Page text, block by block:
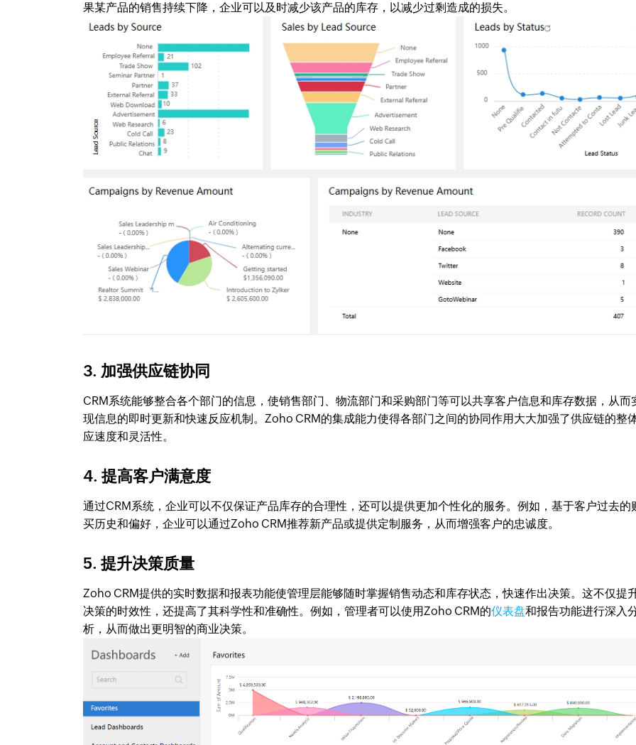
果某产品的销售持续下降，企业可以及时减少该产品的库存，以减少过剩造成的损失。
3. 加强供应链协同
CRM系统能够整合各个部门的信息，使销售部门、物流部门和采购部门等可以共享客户信息和库存数据，从而
现信息的即时更新和快速反应机制。Zoho CRM的集成能力使得各部门之间的协同作用大大加强了供应链的整
应速度和灵活性。
4. 提高客户满意度
通过CRM系统，企业可以不仅保证产品库存的合理性，还可以提供更加个性化的服务。例如，基于客户过去的
买历史和偏好，企业可以通过Zoho CRM推荐新产品或提供定制服务，从而增强客户的忠诚度。
5. 提升决策质量
Zoho CRM提供的实时数据和报表功能使管理层能够随时掌握销售动态和库存状态，快速作出决策。这不仅提
决策的时效性，还提高了其科学性和准确性。例如，管理者可以使用Zoho CRM的仪表盘和报告功能进行深入
析，从而做出更明智的商业决策。